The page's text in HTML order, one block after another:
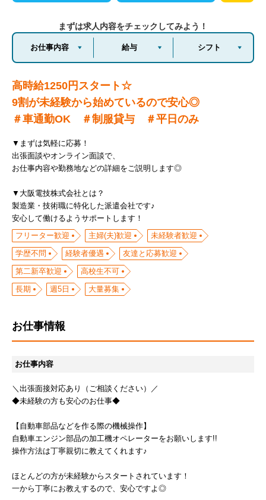
まずは求人内容をチェックしてみよう！
お仕事内容 給与 シフト
高時給1250円スタート☆
9割が未経験から始めているので安心◎
＃車通勤OK ＃制服貸与 ＃平日のみ
▼まずは気軽に応募！
出張面談やオンライン面談で、
お仕事内容や勤務地などの詳細をご説明します◎
▼大阪電技株式会社とは？
製造業・技術職に特化した派遣会社です♪
安心して働けるようサポートします！
フリーター歓迎
主婦(夫)歓迎
未経験者歓迎
学歴不問
経験者優遇
友達と応募歓迎
第二新卒歓迎
高校生不可
長期
週5日 大量募集
お仕事情報
お仕事内容
＼出張面接対応あり（ご相談ください）／
◆未経験の方も安心のお仕事◆
【自動車部品などを作る際の機械操作】
自動車エンジン部品の加工機オペレーターをお願いします!!
操作方法は丁寧親切に教えてくれます♪
ほとんどの方が未経験からスタートされています！
一から丁寧にお教えするので、安心ですよ◎